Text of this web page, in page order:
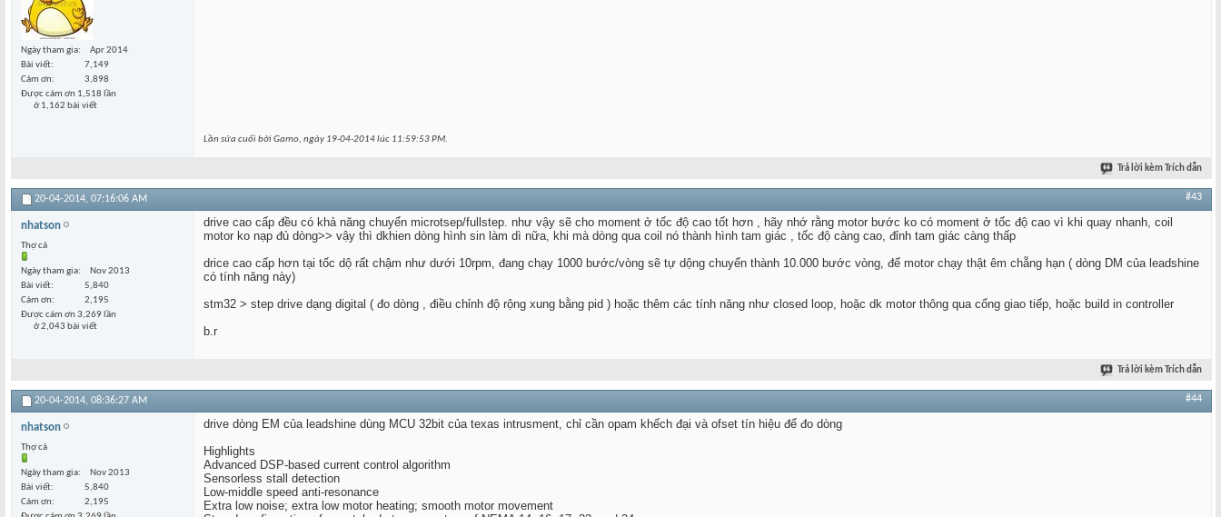
Ngày tham gia
Apr 2014
Bài viết
7,149
Cám ơn
3,898
Được cám ơn 1,518 lần
ở 1,162 bài viết
Lần sửa cuối bởi Gamo, ngày 19-04-2014 lúc 11:59:53 PM.
Trả lời kèm Trích dẫn
20-04-2014, 07:16:06 AM #43
nhatson
Thợ cả
Ngày tham gia
Nov 2013
Bài viết
5,840
Cám ơn
2,195
Được cám ơn 3,269 lần
ở 2,043 bài viết
drive cao cấp đều có khả năng chuyển microtsep/fullstep. như vậy sẽ cho moment ở tốc độ cao tốt hơn , hãy nhớ rằng motor bước ko có moment ở tốc độ cao vì khi quay nhanh, coil
motor ko nạp đủ dòng>> vậy thì dkhien dòng hình sin làm dì nữa, khi mà dòng qua coil nó thành hình tam giác , tốc độ càng cao, đỉnh tam giác càng thấp
drice cao cấp hơn tại tốc dộ rất chậm như dưới 10rpm, đang chạy 1000 bước/vòng sẽ tự dộng chuyển thành 10.000 bước vòng, để motor chạy thật êm chẵng hạn ( dòng DM của leadshine
có tính năng này)
stm32 > step drive dạng digital ( đo dòng , điều chỉnh độ rộng xung bằng pid ) hoặc thêm các tính năng như closed loop, hoặc dk motor thông qua cổng giao tiếp, hoặc build in controller
b.r
Trả lời kèm Trích dẫn
20-04-2014, 08:36:27 AM #44
nhatson
Thợ cả
Ngày tham gia
Nov 2013
Bài viết
5,840
Cám ơn
2,195
drive dòng EM của leadshine dùng MCU 32bit của texas intrusment, chỉ cần opam khếch đại và ofset tín hiệu để đo dòng
Highlights
Advanced DSP-based current control algorithm
Sensorless stall detection
Low-middle speed anti-resonance
Extra low noise; extra low motor heating; smooth motor movement